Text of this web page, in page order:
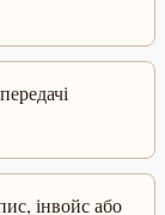
інвойс або